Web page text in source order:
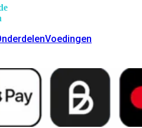
Voedingen